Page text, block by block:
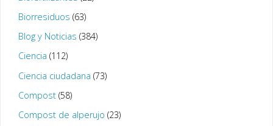
Biorresiduos (63)
Blog y Noticias (384)
Ciencia (112)
Ciencia ciudadana (73)
Compost(58)
Compost de alperujo (23)